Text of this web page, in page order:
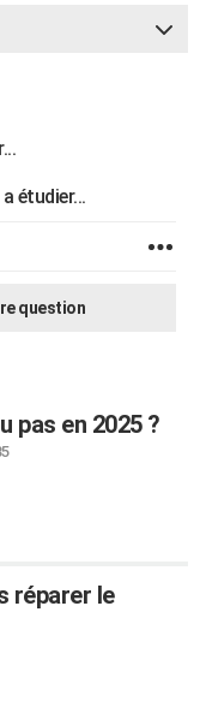
étudier...
question
pas en 2025 ?
réparer le